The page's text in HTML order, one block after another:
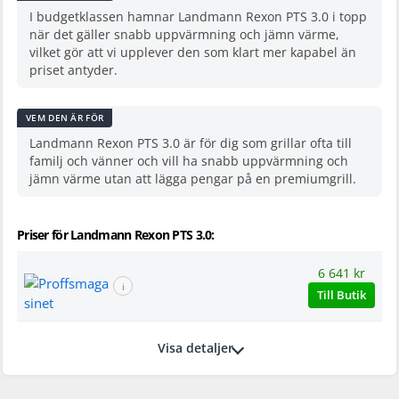
I budgetklassen hamnar Landmann Rexon PTS 3.0 i topp
när det gäller snabb uppvärmning och jämn värme,
vilket gör att vi upplever den som klart mer kapabel än
priset antyder.
VEM DEN ÄR FÖR
Landmann Rexon PTS 3.0 är för dig som grillar ofta till
familj och vänner och vill ha snabb uppvärmning och
jämn värme utan att lägga pengar på en premiumgrill.
Priser för Landmann Rexon PTS 3.0:
ℹ
6 641 kr
Till Butik
Visa detaljer